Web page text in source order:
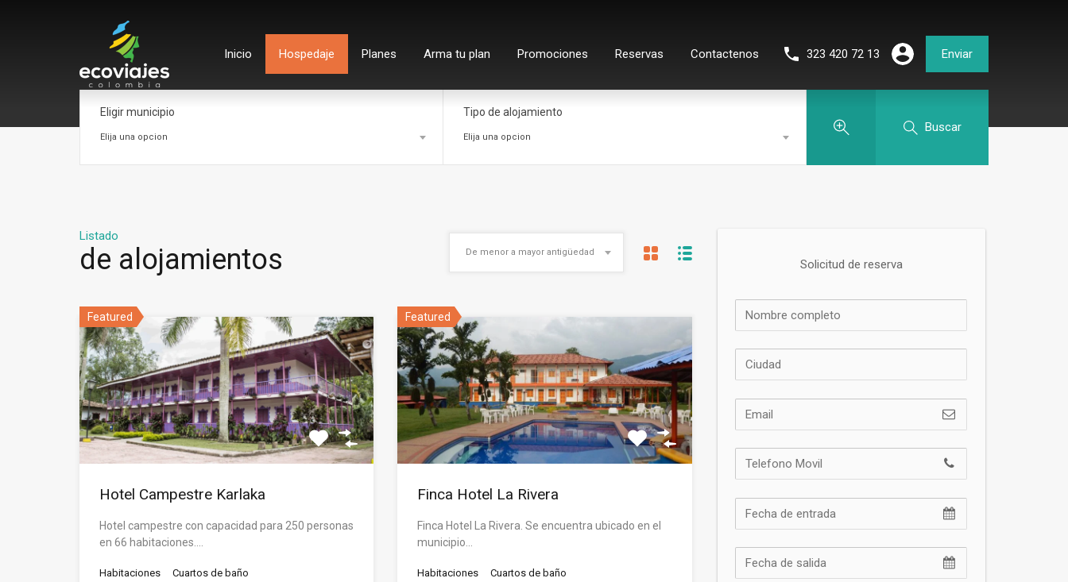
Inicio Hospedaje Planes Arma tu plan Promociones Reservas Contactenos 323 420 72 13 Enviar
Eligir municipio
Elija una opcion
Tipo de alojamiento
Elija una opcion
Buscar
Listado
de alojamientos De menor a mayor antigüedad
Featured
Hotel Campestre Karlaka
Hotel campestre con capacidad para 250 personas
en 66 habitaciones.…
Habitaciones
Cuartos de baño
Featured
Finca Hotel La Rivera
Finca Hotel La Rivera. Se encuentra ubicado en el
municipio…
Habitaciones
Cuartos de baño
Solicitud de reserva